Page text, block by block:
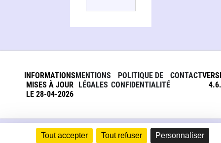
Tout accepter Tout refuser Personnaliser
INFORMATIONS
MISES À JOUR
LE 28-04-2026
MENTIONS
LÉGALES
POLITIQUE DE
CONFIDENTIALITÉ
CONTACT